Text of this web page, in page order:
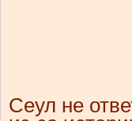
Сеул не